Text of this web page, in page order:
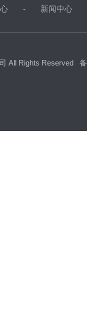
新闻中心
All Rights Reserved